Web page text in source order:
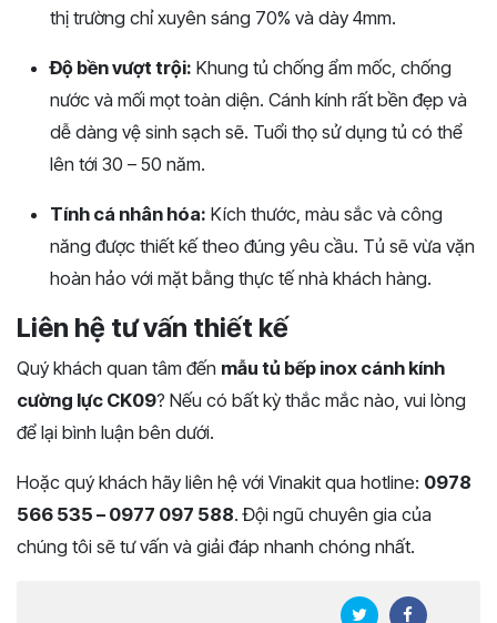
thị trường chỉ xuyên sáng 70% và dày 4mm.
Độ bền vượt trội: Khung tủ chống ẩm mốc, chống
nước và mối mọt toàn diện. Cánh kính rất bền đẹp và
dễ dàng vệ sinh sạch sẽ. Tuổi thọ sử dụng tủ có thể
lên tới 30 – 50 năm.
Tính cá nhân hóa: Kích thước, màu sắc và công
năng được thiết kế theo đúng yêu cầu. Tủ sẽ vừa vặn
hoàn hảo với mặt bằng thực tế nhà khách hàng.
Liên hệ tư vấn thiết kế
Quý khách quan tâm đến mẫu tủ bếp inox cánh kính
cường lực CK09? Nếu có bất kỳ thắc mắc nào, vui lòng
để lại bình luận bên dưới.
Hoặc quý khách hãy liên hệ với Vinakit qua hotline: 0978
566 535 – 0977 097 588. Đội ngũ chuyên gia của
chúng tôi sẽ tư vấn và giải đáp nhanh chóng nhất.